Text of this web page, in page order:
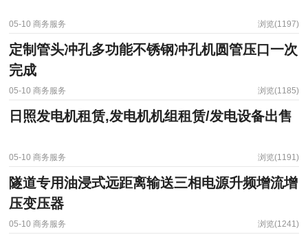
05-10 商务服务 浏览(1197)
定制管头冲孔多功能不锈钢冲孔机圆管压口一次
完成
05-10 商务服务 浏览(1185)
日照发电机租赁,发电机机组租赁/发电设备出售
05-10 商务服务 浏览(1191)
隧道专用油浸式远距离输送三相电源升频增流增
压变压器
05-10 商务服务 浏览(1241)